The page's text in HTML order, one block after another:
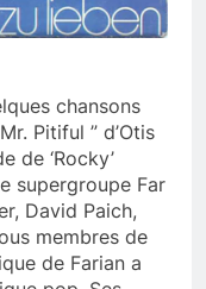
chansons
Pitiful ” d’Otis
de ‘Rocky’
supergroupe Far
David Paich,
membres de
de Farian a